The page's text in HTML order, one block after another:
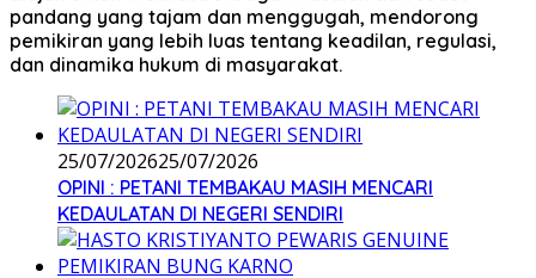
pandang yang tajam dan menggugah, mendorong
pemikiran yang lebih luas tentang keadilan, regulasi,
dan dinamika hukum di masyarakat.
25/07/202625/07/2026
OPINI : PETANI TEMBAKAU MASIH MENCARI
KEDAULATAN DI NEGERI SENDIRI